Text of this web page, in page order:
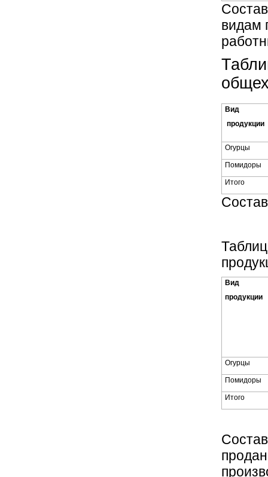
видам
Вид
продукции
Огурцы
Помидоры
Итого
Вид
продукции
Огурцы
Помидоры
Итого